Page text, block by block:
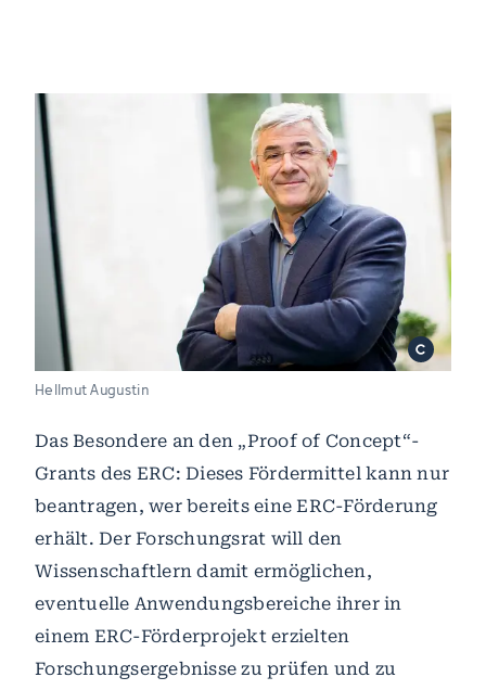
Hellmut Augustin
Das Besondere an den „Proof of Concept“-
Grants des ERC: Dieses Fördermittel kann nur
beantragen, wer bereits eine ERC-Förderung
erhält. Der Forschungsrat will den
Wissenschaftlern damit ermöglichen,
eventuelle Anwendungsbereiche ihrer in
einem ERC-Förderprojekt erzielten
Forschungsergebnisse zu prüfen und zu